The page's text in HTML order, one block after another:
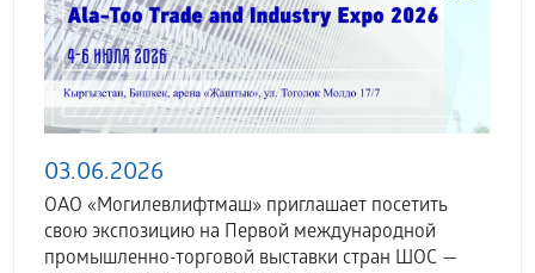
03.06.2026
ОАО «Могилевлифтмаш» приглашает посетить
свою экспозицию на Первой международной
промышленно-торговой выставки стран ШОС —